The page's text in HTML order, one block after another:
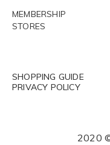
MEMBERSHIP
STORES
SHOPPING GUIDE
PRIVACY POLICY
2020